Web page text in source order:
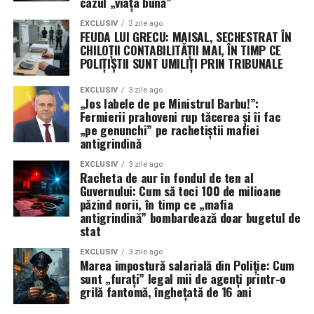
experimente pe pielea lor
Fermierii prahoveni, acei „eroi tragici ai gliei”, sunt
categorici prin vocea asociațiilor lor: Florin Barbu a fost
singurul care a avut „perechea” necesară să pună botniță
rachetelor. „Jos labele de pe Barbu, că vă rupem pe
genunchi, și la noi n-are cine să sune!”, este
avertismentul dur pentru „fătălăii” din sistem care vor
să reactiveze artileria chimică.
În timp ce Tánczos Barna plânge la TV că nu e corect ca
prahovenii să decidă pentru alții, statisticile de la Urlați
sunt necruțătoare: fără nicio rachetă trasă, Prahova a
avut recolte record. Mitul „fără noi muriți” s-a pulverizat
mai repede decât un nor atins de o rachetă de 400 de
euro.
Concluzie: Argint în nori, plumb în buget și 5 tone
EXCLUSIV 2 zile ago
FEUDA LUI GRECU: MAISAL, SECHESTRAT ÎN
CHILOȚII CONTABILITĂȚII MAI, ÎN TIMP CE
POLIȚIȘTII SUNT UMILIȚI PRIN TRIBUNALE
EXCLUSIV 3 zile ago
„Jos labele de pe Ministrul Barbu!”:
Fermierii prahoveni rup tăcerea și îi fac
„pe genunchi” pe rachetiștii mafiei
antigrindină
EXCLUSIV 3 zile ago
Racheta de aur în fondul de ten al
Guvernului: Cum să toci 100 de milioane
păzind norii, în timp ce „mafia
antigrindină” bombardează doar bugetul de
stat
EXCLUSIV 3 zile ago
Marea impostură salarială din Poliție: Cum
sunt „furați” legal mii de agenți printr-o
grilă fantomă, înghețată de 16 ani